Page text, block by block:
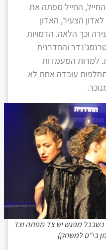
החייל מפתה את
הצעיר, האדון
וכך הלאה. הדמויות
והחדרנית
למרות המעמדות
עובדה אחת לא
כשבכל מפגש יש צד מפתה וצד
בי"ס למשחק)